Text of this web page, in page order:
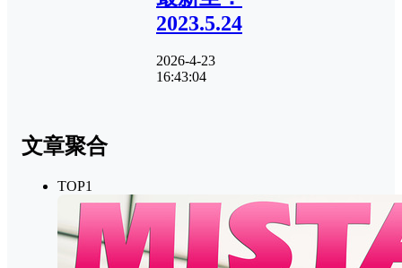
2023.5.24
2026-4-23
16:43:04
文章聚合
TOP1